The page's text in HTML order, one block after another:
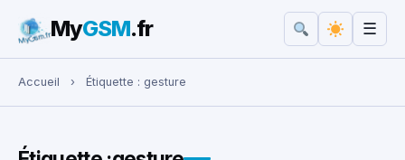
Rechercher :
MyGSM.fr ☰
Accueil › Étiquette : gesture